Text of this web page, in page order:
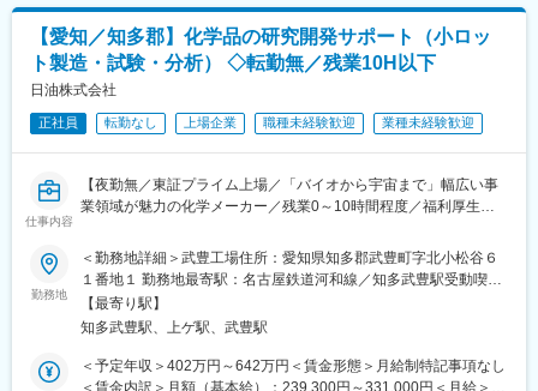
テップアップの可能性も広がるので、やりがいも非常に大きくな
ります。整備に関して相談する事例が発生した際には周りの従業
員に何でも聞いて頂けます。これまでの経験を活かすと共に、更
なるスキルアップを当社で実現して下さい。スキルアップを目指
したい方を全力で応援します。
・次年度整備計画
・予算計画策定
・稟議、書類作成
＜整備実施＞
・施工管理
・不良個所対応
・速報
＜結果検証＞
・整備結果とりまとめ（分析・評価を含む）
・報告書作成
・実績清算
＜見直し＞
【愛知／知多郡】化学品の研究開発サポート（小ロッ
ト製造・試験・分析） ◇転勤無／残業10H以下
日油株式会社
正社員 転勤なし 上場企業 職種未経験歓迎 業種未経験歓迎
仕事内容
【夜勤無／東証プライム上場／「バイオから宇宙まで」幅広い事
業領域が魅力の化学メーカー／残業0～10時間程度／福利厚生充
◆職務概要：
武豊工場にて、化学品の研究開発補助担当として、試験・分析や
データ収集業務をお任せいたします。
◆業務詳細：
化薬事業製品の開発における武豊工場の研究開発部署で、小規模
勤務地
＜勤務地詳細＞武豊工場住所：愛知県知多郡武豊町字北小松谷６
１番地１ 勤務地最寄駅：名古屋鉄道河和線／知多武豊駅受動喫煙
対策：屋内喫煙可能場所あり変更の範囲：会社の定める事業所
【最寄り駅】
知多武豊駅、上ゲ駅、武豊駅
＜予定年収＞402万円～642万円＜賃金形態＞月給制特記事項なし
＜賃金内訳＞月額（基本給）：239,300円～331,000円＜月給＞